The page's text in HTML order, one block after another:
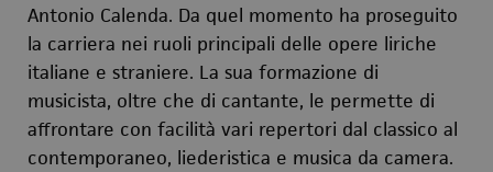
Antonio Calenda. Da quel momento ha proseguito
la carriera nei ruoli principali delle opere liriche
italiane e straniere. La sua formazione di
musicista, oltre che di cantante, le permette di
affrontare con facilità vari repertori dal classico al
contemporaneo, liederistica e musica da camera.